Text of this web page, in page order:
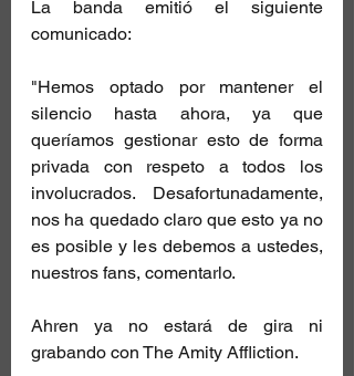
La banda emitió el siguiente
comunicado:
"Hemos optado por mantener el
silencio hasta ahora, ya que
queríamos gestionar esto de forma
privada con respeto a todos los
involucrados. Desafortunadamente,
nos ha quedado claro que esto ya no
es posible y les debemos a ustedes,
nuestros fans, comentarlo.
Ahren ya no estará de gira ni
grabando con The Amity Affliction.